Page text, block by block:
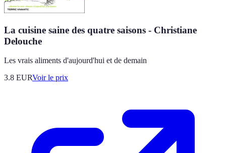
La cuisine saine des quatre saisons - Christiane
Delouche
Les vrais aliments d'aujourd'hui et de demain
3.8 EURVoir le prix